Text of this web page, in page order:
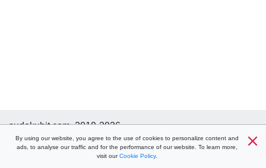
sudokuhit.com, 2019-2026
Pomoć
Regulamin
Zasady dotyczące plików cookie
Łączność
By using our website, you agree to the use of cookies to personalize content and
ads, to analyse our traffic and for the performance of our website. To learn more,
visit ourCookie Policy.